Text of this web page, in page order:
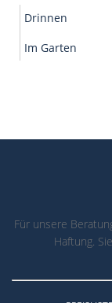
Drinnen
Im Garten
Für unsere
Haftung.